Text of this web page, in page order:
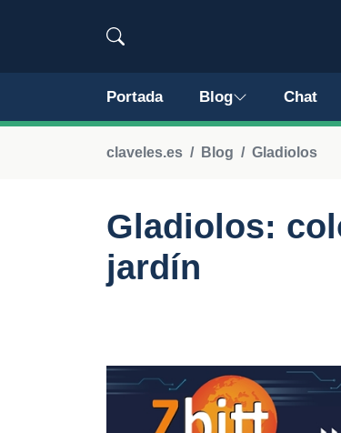
Portada Blog Chat
claveles.es Blog Gladiolos
Gladiolos:
jardín